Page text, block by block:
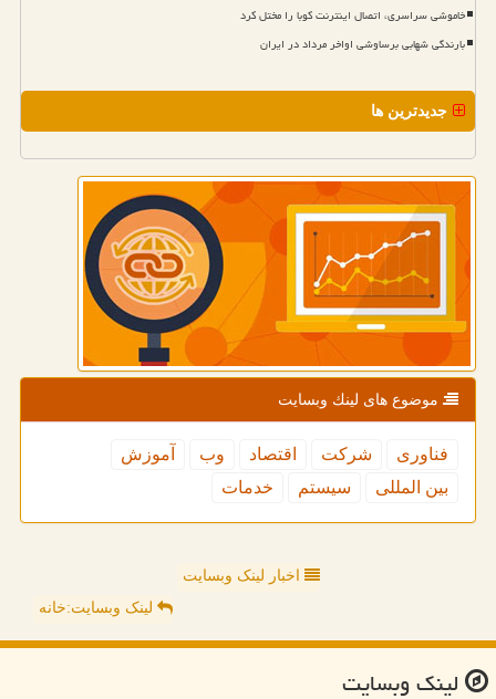
خاموشی سراسری، اتصال اینترنت کوبا را مختل کرد
بارندگی شهابی برساوشی اواخر مرداد در ایران
جدیدترین ها
موضوع های لینك وبسایت
فناوری شركت اقتصاد وب
آموزش
بین المللی
سیستم خدمات
اخبار لینک وبسایت
لینک وبسایت:خانه
لینك وبسایت